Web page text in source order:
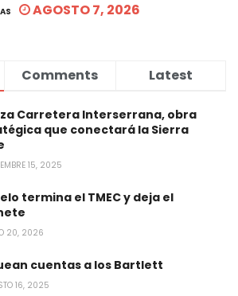
AGOSTO 7, 2026
Comments Latest
Carretera Interserrana, obra
que conectará la Sierra
15, 2025
termina el TMEC y deja el
20, 2026
cuentas a los Bartlett
16, 2025